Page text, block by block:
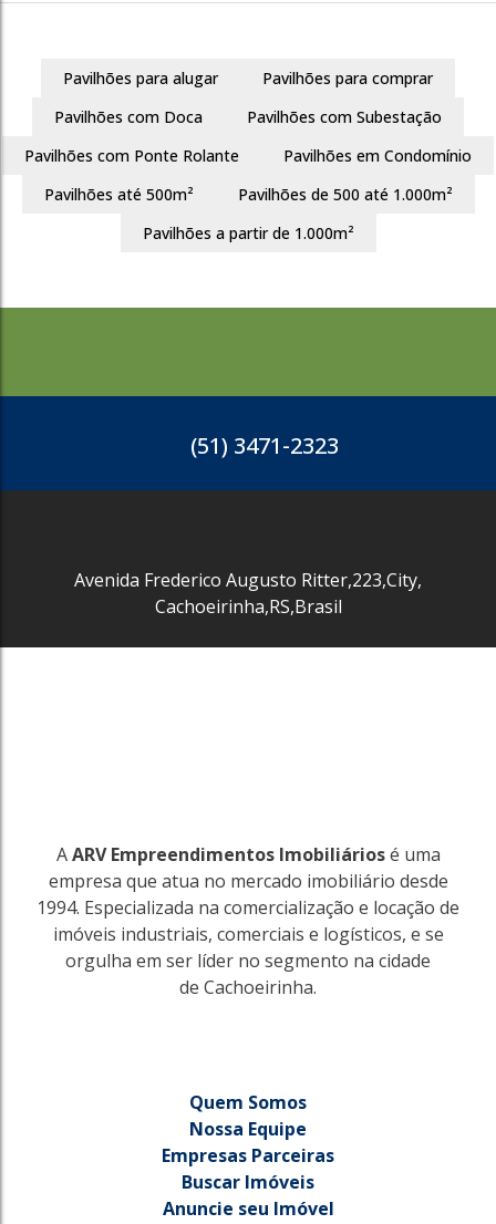
R$80.000
2180
Floresta
Pavilhões para alugar
Pavilhões para comprar
Pavilhões com Doca
Pavilhões com Subestação
Pavilhões com Ponte Rolante
Pavilhões em Condomínio
Pavilhões até 500m²
Pavilhões de 500 até 1.000m²
Pavilhões a partir de 1.000m²
(51) 3471-2323
Avenida Frederico Augusto Ritter,223,City,
Cachoeirinha,RS,Brasil
AARV Empreendimentos Imobiliáriosé uma
empresa que atua no mercado imobiliário desde
1994. Especializada na comercialização e locação de
imóveis industriais, comerciais e logísticos, e se
orgulha em ser líder no segmento na cidade
de Cachoeirinha.
Quem Somos
Nossa Equipe
Empresas Parceiras
Buscar Imóveis
Anuncie seu Imóvel